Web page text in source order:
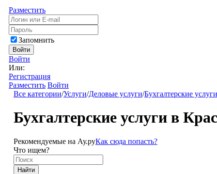
Разместить
Запомнить
Войти
Войти
Или:
Регистрация
Разместить Войти
Все категории/Услуги/Деловые услуги/Бухгалтерские услуги
Бухгалтерские услуги в
Рекомендуемые на Ау.руКак сюда попасть?
Что ищем?
Найти